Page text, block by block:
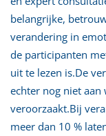
belangrijke,
verandering in
de participanten
uit te lezen is.De
echter nog niet aan
veroorzaakt.Bij
meer dan 10 %